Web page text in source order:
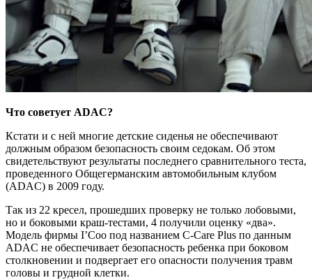
Что советует ADAC?
Кстати и с ней многие детские сиденья не обеспечивают
должным образом безопасность своим седокам. Об этом
свидетельствуют результаты последнего сравнительного теста,
проведенного Общегерманским автомобильным клубом
(ADAC) в 2009 году.
Так из 22 кресел, прошедших проверку не только лобовыми,
но и боковыми краш-тестами, 4 получили оценку «два».
Модель фирмы I’Coo под названием C-Care Plus по данным
ADAC не обеспечивает безопасность ребенка при боковом
столкновении и подвергает его опасности получения травм
головы и грудной клетки.